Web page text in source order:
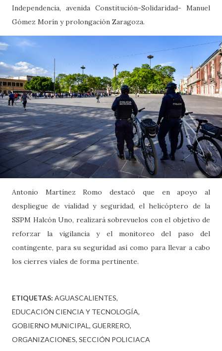
Independencia, avenida Constitución-Solidaridad- Manuel
Gómez Morín y prolongación Zaragoza.
Antonio Martínez Romo destacó que en apoyo al
despliegue de vialidad y seguridad, el helicóptero de la
SSPM Halcón Uno, realizará sobrevuelos con el objetivo de
reforzar la vigilancia y el monitoreo del paso del
contingente, para su seguridad así como para llevar a cabo
los cierres viales de forma pertinente.
ETIQUETAS: AGUASCALIENTES
EDUCACIÓN CIENCIA Y TECNOLOGÍA
GOBIERNO MUNICIPAL GUERRERO
ORGANIZACIONES SECCIÓN POLICIACA